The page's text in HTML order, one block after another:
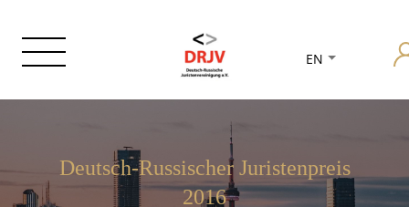
EN
Deutsch-Russischer Juristenpreis
2016